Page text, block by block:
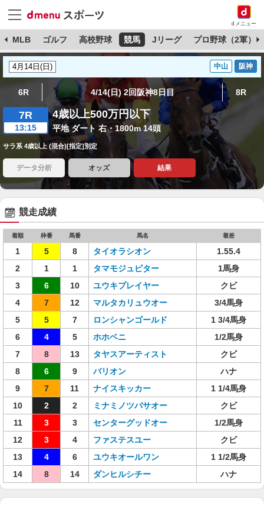
dメニュー
MLB ゴルフ 高校野球 競馬 Jリーグ プロ野球（2軍）
中山 阪神
6R 4/14(日) 2回阪神8日目 8R
7R
13:15
4歳以上500万円以下
平地 ダート 右・1800m 14頭
サラ系 4歳以上 (混合)[指定]別定
データ分析 オッズ 結果
競走成績
着順 枠番 馬番 馬名 着差
1 5 8 タイオラシオン
1.55.4
2
1 1 タマモジュピター
1馬身
3
6 10 ユウキプレイヤー
クビ
4
7 12 マルタカリュウオー
3/4馬身
5
5 7 ロンシャンゴールド
1 3/4馬身
6
4 5 ホホベニ
1/2馬身
7
8 13 タヤスアーティスト
クビ
8
6 9 バリオン
ハナ
9
7 11 ナイスキッカー
1 1/4馬身
10
2 2 ミナミノツバサオー
クビ
11
3 3 センターグッドオー
1/2馬身
12
3 4 ファステスユー
クビ
13
4 6 ユウキオールワン
1 1/2馬身
14
8 14 ダンヒルシチー ハナ